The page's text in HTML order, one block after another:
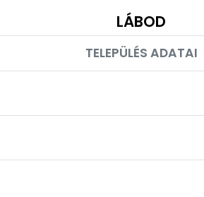
LÁBOD
TELEPÜLÉS ADATAI